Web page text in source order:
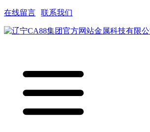
在线留言 联系我们